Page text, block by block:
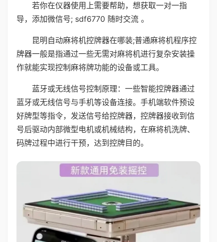
若你在仪器使用上需要帮助，想获取一对一指
导，添加微信号; sdf6770 随时交流 。
昆明自动麻将机控牌器在哪装;普通麻将机程序控
牌器一般是指通过一些无需对麻将机进行复杂安装操
作就能实现控制麻将牌功能的设备或工具。
蓝牙或无线信号控制原理：一些智能控牌器通过
蓝牙或无线信号与手机等设备连接。手机端软件预设
好牌型等指令，发送信号给控牌器，控牌器接收到信
号后驱动内部微型电机或机械结构，在麻将机洗牌、
码牌过程中进行干预，达到控牌目的。